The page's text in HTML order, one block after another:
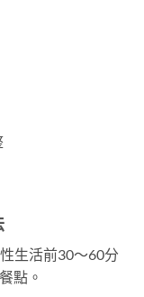
生活前30～60分
點。